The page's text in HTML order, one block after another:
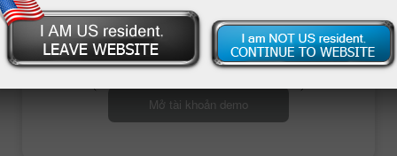
Mở tài khoản giao dịch
Mở tài khoản demo